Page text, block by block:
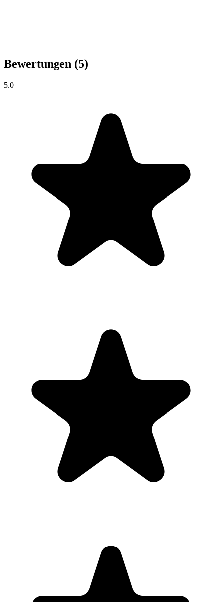
Bewertungen (5)
5.0